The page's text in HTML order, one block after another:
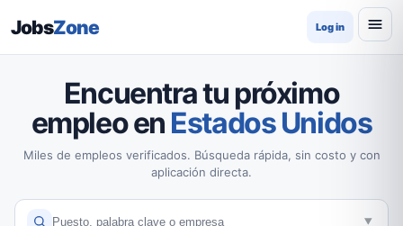
JobsZone Log in
Encuentra tu próximo
empleo en Estados Unidos
Miles de empleos verificados. Búsqueda rápida, sin costo y con
aplicación directa.